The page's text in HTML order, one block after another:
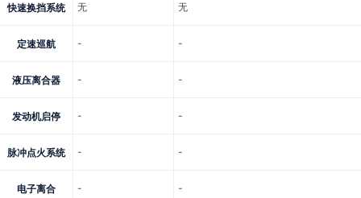
快速换挡系统 无 无
定速巡航 - -
液压离合器 - -
发动机启停 - -
脉冲点火系统 - -
电子离合 - -